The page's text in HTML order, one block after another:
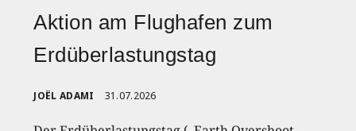
Aktion am Flughafen zum
Erdüberlastungstag
JOËL ADAMI 31.07.2026